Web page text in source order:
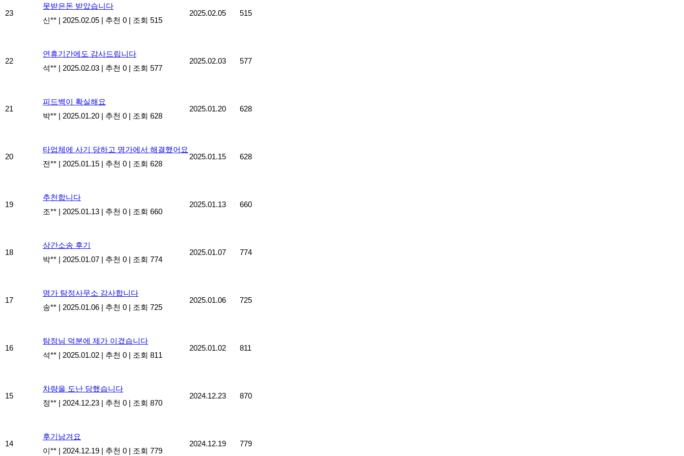
23
못받은돈 받았습니다
신** | 2025.02.05 | 추천 0 | 조회 515
2025.02.05 515
22
연휴기간에도 감사드립니다
석** | 2025.02.03 | 추천 0 | 조회 577
2025.02.03 577
21
피드백이 확실해요
박** | 2025.01.20 | 추천 0 | 조회 628
2025.01.20 628
20
타업체에 사기 당하고 명가에서 해결했어요
전** | 2025.01.15 | 추천 0 | 조회 628
2025.01.15 628
19
추천합니다
조** | 2025.01.13 | 추천 0 | 조회 660
2025.01.13 660
18
상간소송 후기
박** | 2025.01.07 | 추천 0 | 조회 774
2025.01.07 774
17
명가 탐정사무소 감사합니다
송** | 2025.01.06 | 추천 0 | 조회 725
2025.01.06 725
16
탐정님 덕분에 제가 이겼습니다
석** | 2025.01.02 | 추천 0 | 조회 811
2025.01.02 811
15
차량을 도난 당했습니다
정** | 2024.12.23 | 추천 0 | 조회 870
2024.12.23 870
14
후기남겨요
이** | 2024.12.19 | 추천 0 | 조회 779
2024.12.19 779